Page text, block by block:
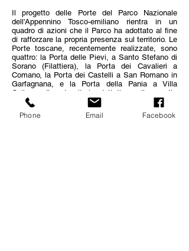
Il progetto delle Porte del Parco Nazionale
dell'Appennino Tosco-emiliano rientra in un
quadro di azioni che il Parco ha adottato al fine
di rafforzare la propria presenza sul territorio. Le
Porte toscane, recentemente realizzate, sono
quattro: la Porta delle Pievi, a Santo Stefano di
Sorano (Filattiera), la Porta dei Cavalieri a
Comano, la Porta dei Castelli a San Romano in
Garfagnana, e la Porta della Pania a Villa
Collemandina. I criteri adottati per il progetto
delle Porte sono stati la ricerca di una
semplicità e pulizia del linguaggio formale, la
modularità, la flessibilità delle soluzioni in
Phone Email Facebook